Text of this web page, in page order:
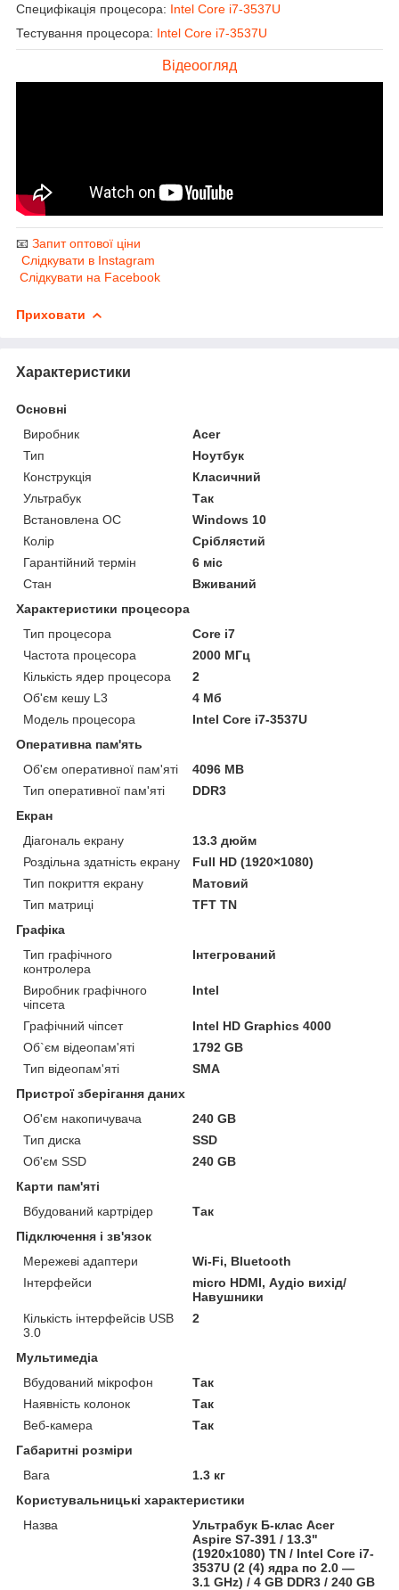
Специфікація процесора: Intel Core i7-3537U
Тестування процесора: Intel Core i7-3537U
Відеоогляд
📧 Запит оптової ціни
Слідкувати в Instagram
Слідкувати на Facebook
Приховати
Характеристики
Основні
Виробник
Acer
Тип
Ноутбук
Конструкція
Класичний
Ультрабук
Так
Встановлена ОС
Windows 10
Колір
Сріблястий
Гарантійний термін
6 міс
Стан
Вживаний
Характеристики процесора
Тип процесора
Core i7
Частота процесора
2000 МГц
Кількість ядер процесора
2
Об'єм кешу L3
4 Мб
Модель процесора
Intel Core i7-3537U
Оперативна пам'ять
Об'єм оперативної пам'яті
4096 MB
Тип оперативної пам'яті
DDR3
Екран
Діагональ екрану
13.3 дюйм
Роздільна здатність екрану
Full HD (1920×1080)
Тип покриття екрану
Матовий
Тип матриці
TFT TN
Графіка
Тип графічного
контролера
Інтегрований
Виробник графічного
чіпсета
Intel
Графічний чіпсет
Intel HD Graphics 4000
Об`єм відеопам'яті
1792 GB
Тип відеопам'яті
SMA
Пристрої зберігання даних
Об'єм накопичувача
240 GB
Тип диска
SSD
Об'єм SSD
240 GB
Карти пам'яті
Вбудований картрідер
Так
Підключення і зв'язок
Мережеві адаптери
Wi-Fi, Bluetooth
Інтерфейси
micro HDMI, Аудіо вихід/
Навушники
Кількість інтерфейсів USB
3.0
2
Мультимедіа
Вбудований мікрофон
Так
Наявність колонок
Так
Веб-камера
Так
Габаритні розміри
Вага
1.3 кг
Користувальницькі характеристики
Назва
Ультрабук Б-клас Acer
Aspire S7-391 / 13.3"
(1920x1080) TN / Intel Core i7-
3537U (2 (4) ядра по 2.0 —
3.1 GHz) / 4 GB DDR3 / 240 GB